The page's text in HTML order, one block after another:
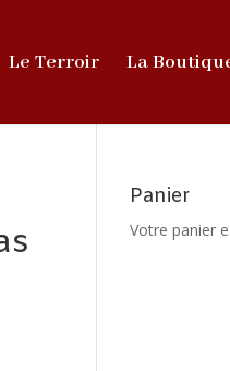
Le Terroir La
Panier
Votre panier